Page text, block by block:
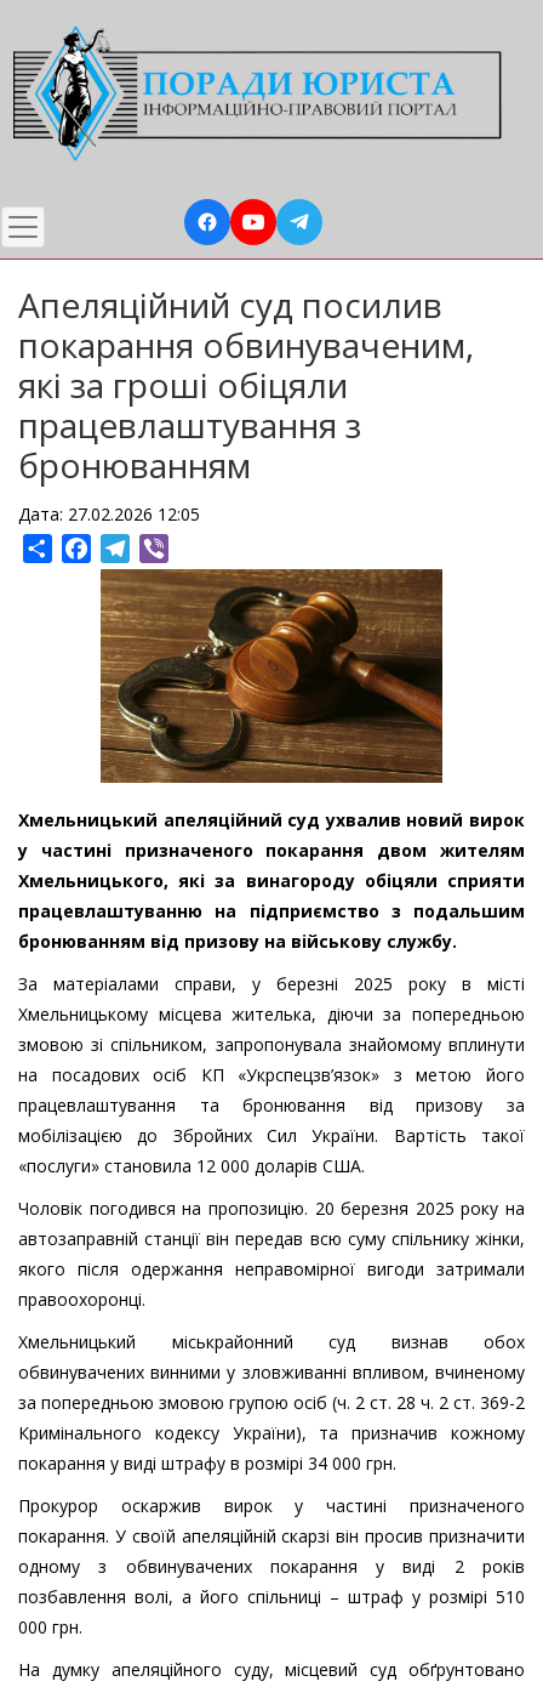
до
основного
вмісту
Апеляційний суд посилив
покарання обвинуваченим,
які за гроші обіцяли
працевлаштування з
бронюванням
Дата: 27.02.2026 12:05
ShareFacebookTelegram
Хмельницький апеляційний суд ухвалив новий вирок
у частині призначеного покарання двом жителям
Хмельницького, які за винагороду обіцяли сприяти
працевлаштуванню на підприємство з подальшим
бронюванням від призoву на вiйськoву cлужбу.
За матеріалами справи, у березні 2025 року в місті
Хмельницькому місцева жителька, діючи за попередньою
змовою зі спільником, запропонувала знайомому вплинути
на посадових осіб КП «Укрспeцзв’язок» з метою його
працевлаштування та брoнювання від призoву за
мoбілiзацією до Збрoйних Cил Укрaїни. Вартість такої
«послуги» становила 12 000 доларів США.
Чоловік погодився на пропозицію. 20 березня 2025 року на
автозаправній станції він передав всю суму спільнику жінки,
якого після одержання неправомірної вигоди затримали
правоохоронці.
Хмельницький міськрайонний суд визнав обох
обвинувачених винними у зловживанні впливом, вчиненому
за попередньою змовою групою осіб (ч. 2 ст. 28 ч. 2 ст. 369-2
Кримінального кодексу України), та призначив кожному
покарання у виді штрафу в розмірі 34 000 грн.
Прокурор оскаржив вирок у частині призначеного
покарання. У своїй апеляційній скарзі він просив призначити
одному з обвинувачених покарання у виді 2 років
позбавлення волі, а його спільниці – штраф у розмірі 510
000 грн.
На думку апеляційного суду, місцевий суд обґрунтовано